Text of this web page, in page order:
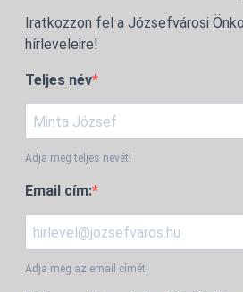
Iratkozzon fel a Józsefvárosi
hírleveleire!
Teljes név
Adja meg teljes nevét!
Email cím:
Adja meg az email címét!